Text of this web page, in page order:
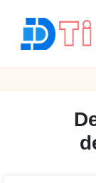
contenido
k